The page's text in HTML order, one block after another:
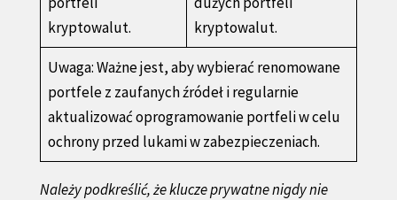
kryptowalut.
kryptowalut.
Uwaga: Ważne jest, aby wybierać renomowane
portfele z zaufanych źródeł i regularnie
aktualizować oprogramowanie portfeli w celu
ochrony przed lukami w zabezpieczeniach.
Należy podkreślić, że klucze prywatne nigdy nie